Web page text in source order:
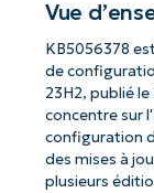
Vue
KB5056378
de
23H2, publié
concentre sur
configuration
des mises à
plusieurs